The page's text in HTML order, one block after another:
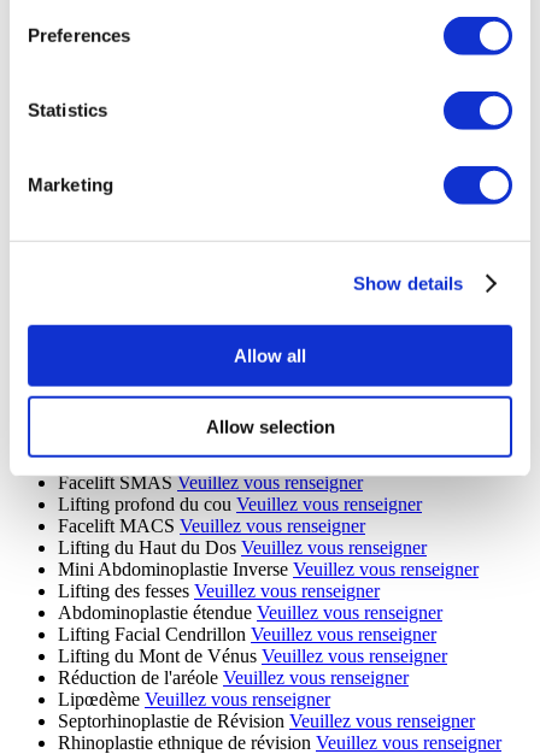
Preferences
Statistics
Marketing
Show details
Allow all
Allow selection
Lifting mammaire à pédicule central
Veuillez vous renseigner
Révision De La liposuccion
Veuillez vous renseigner
Révision Du Lifting
Rhinoplastie Ethnique
MonaLisa Touch
renseigner
Blépharoplastie inférieure Veuillez vous renseigner
Veuillez vous renseigner
implants de la mâchoire Veuillez vous renseigner
Élimination De La Graisse Buccale
Veuillez vous renseigner
Mini Lifting Du Visage Veuillez vous renseigner
Facelift SMAS Veuillez vous renseigner
Lifting profond du cou Veuillez vous renseigner
Facelift MACS Veuillez vous renseigner
Lifting du Haut du Dos Veuillez vous renseigner
Mini Abdominoplastie Inverse Veuillez vous renseigner
Lifting des fesses Veuillez vous renseigner
Abdominoplastie étendue Veuillez vous renseigner
Lifting Facial Cendrillon Veuillez vous renseigner
Lifting du Mont de Vénus Veuillez vous renseigner
Réduction de l'aréole Veuillez vous renseigner
Lipœdème Veuillez vous renseigner
Septorhinoplastie de Révision Veuillez vous renseigner
Rhinoplastie ethnique de révision Veuillez vous renseigner